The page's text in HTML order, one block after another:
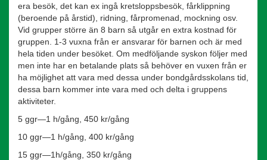
era besök, det kan ex ingå kretsloppsbesök, fårklippning
(beroende på årstid), ridning, fårpromenad, mockning osv.
Vid grupper större än 8 barn så utgår en extra kostnad för
gruppen. 1-3 vuxna från er ansvarar för barnen och är med
hela tiden under besöket. Om medföljande syskon följer med
men inte har en betalande plats så behöver en vuxen från er
ha möjlighet att vara med dessa under bondgårdsskolans tid,
dessa barn kommer inte vara med och delta i gruppens
aktiviteter.
5 ggr—1 h/gång, 450 kr/gång
10 ggr—1 h/gång, 400 kr/gång
15 ggr—1h/gång, 350 kr/gång